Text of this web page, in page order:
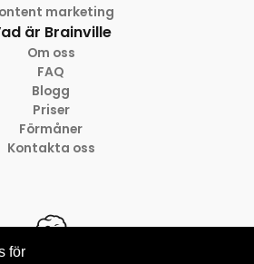
marketing
är Brainville
Om oss
FAQ
Blogg
Priser
Förmåner
Kontakta oss
för